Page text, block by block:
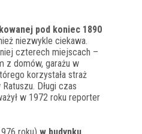
pod koniec 1890
niezwykle ciekawa.
czterech miejscach –
z domów, garażu w
korzystała straż
Długi czas
w 1972 roku reporter